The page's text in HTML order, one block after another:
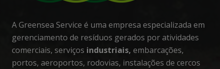
A Greensea Service é uma empresa especializada em
gerenciamento de resíduos gerados por atividades
comerciais, serviços industriais, embarcações,
portos, aeroportos, rodovias, instalações de cercos